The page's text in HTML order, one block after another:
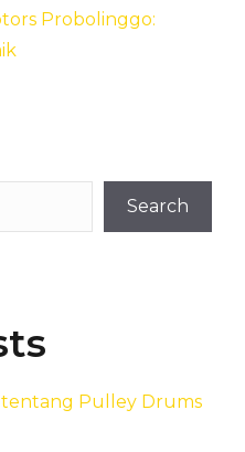
Probolinggo:
Search
Pulley Drums